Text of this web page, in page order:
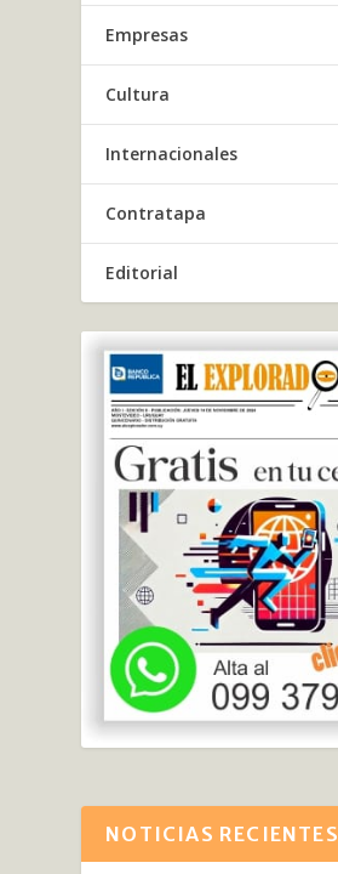
Empresas
Cultura
Internacionales
Contratapa
Editorial
NOTICIAS RECIENTES